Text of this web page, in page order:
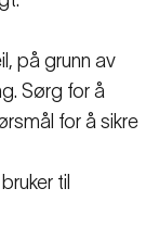
på grunn av
Sørg for å
for å sikre
til